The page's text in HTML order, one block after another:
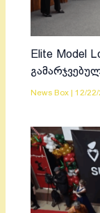
Elite Model
News Box |12/22/